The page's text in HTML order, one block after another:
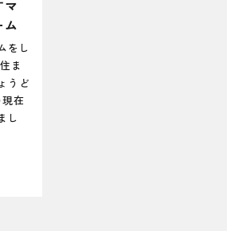
マ
ム
をし
ま
うど
在
し